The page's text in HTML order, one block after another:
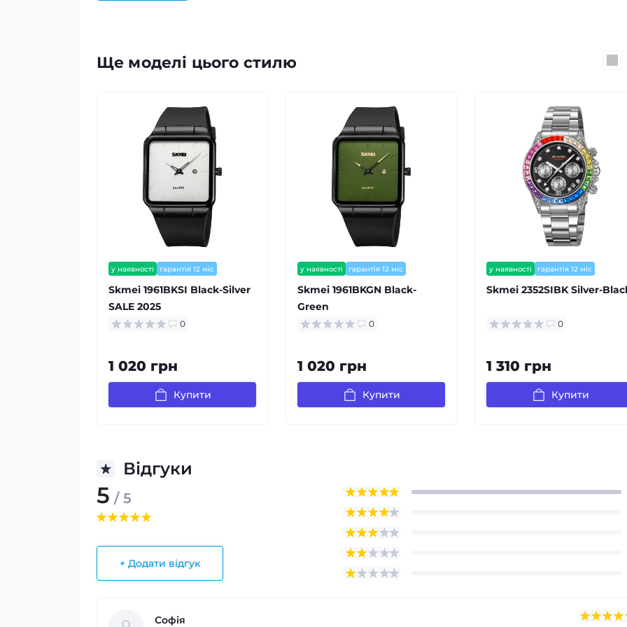
Ще моделі цього стилю
у наявності гарантія 12 міс
Skmei 1961BKSI Black-Silver
SALE 2025
0
1 020 грн
Купити
у наявності гарантія 12 міс
Skmei 1961BKGN Black-
Green
0
1 020 грн
Купити
у наявності гарантія 12 міс
Skmei 2352SIBK Silver-
0
1 310 грн
Купити
Відгуки
5 / 5
+ Додати відгук
Софія